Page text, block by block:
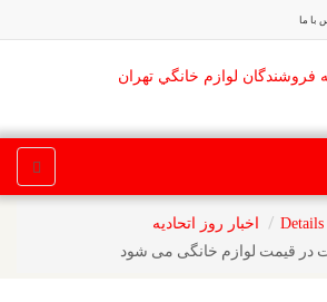
با ما
Details اخبار روز اتحادیه
در قیمت لوازم خانگی می‌ شود